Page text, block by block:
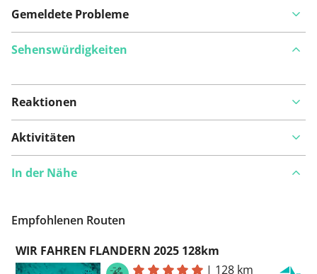
Gemeldete Probleme
Auf Karte anzeigen
Ist Ihnen auf dieser Route etwas aufgefallen?
Problem
Sehenswürdigkeiten
Reaktionen
Aktivitäten
In der Nähe
Empfohlenen Routen
WIR FAHREN FLANDERN 2025 128km
| 128 km